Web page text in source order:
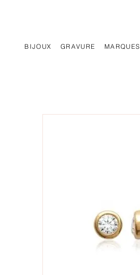
BIJOUX GRAVURE MARQUES